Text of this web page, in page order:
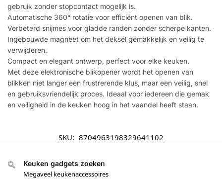
gebruik zonder stopcontact mogelijk is.
Automatische 360° rotatie voor efficiënt openen van blik.
Verbeterd snijmes voor gladde randen zonder scherpe kanten.
Ingebouwde magneet om het deksel gemakkelijk en veilig te
verwijderen.
Compact en elegant ontwerp, perfect voor elke keuken.
Met deze elektronische blikopener wordt het openen van
blikken niet langer een frustrerende klus, maar een veilig, snel
en gebruiksvriendelijk proces. Ideaal voor iedereen die gemak
en veiligheid in de keuken hoog in het vaandel heeft staan.
SKU: 8704963198329641102
Keuken gadgets zoeken
Megaveel keukenaccessoires